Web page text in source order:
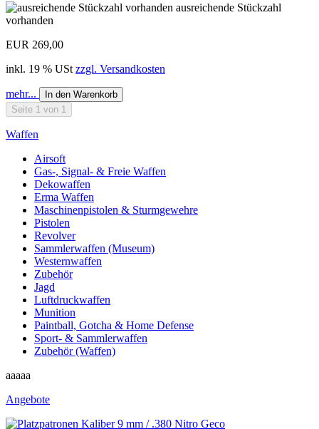
ausreichende Stückzahl
vorhanden
EUR 269,00
inkl. 19 % USt zzgl. Versandkosten
mehr...
In den Warenkorb
Seite 1 von 1
Waffen
Airsoft
Gas-, Signal- & Freie Waffen
Dekowaffen
Erma Waffen
Maschinenpistolen & Sturmgewehre
Pistolen
Revolver
Sammlerwaffen (Museum)
Westernwaffen
Zubehör
Jagd
Luftdruckwaffen
Munition
Paintball, Gotcha & Home Defense
Sport- & Sammlerwaffen
Zubehör (Waffen)
aaaaa
Angebote